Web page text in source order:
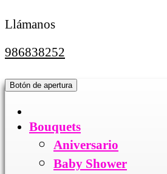
Llámanos
986838252
Botón de apertura
Bouquets
Aniversario
Baby Shower